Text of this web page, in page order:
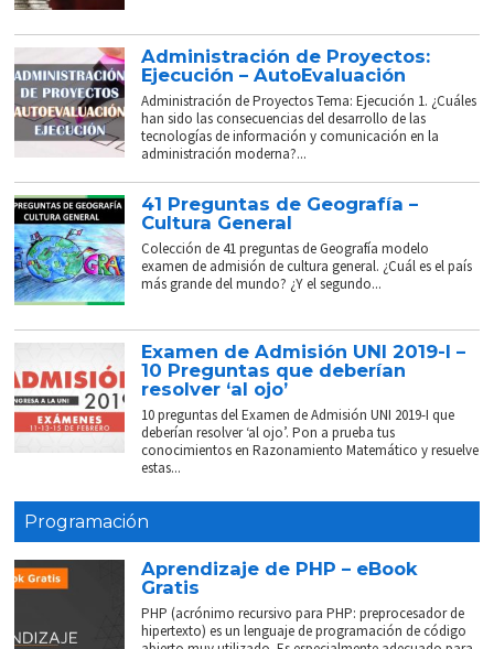
Administración de Proyectos:
Ejecución – AutoEvaluación
Administración de Proyectos Tema: Ejecución 1. ¿Cuáles
han sido las consecuencias del desarrollo de las
tecnologías de información y comunicación en la
administración moderna?...
41 Preguntas de Geografía –
Cultura General
Colección de 41 preguntas de Geografía modelo
examen de admisión de cultura general. ¿Cuál es el país
más grande del mundo? ¿Y el segundo...
Examen de Admisión UNI 2019-I –
10 Preguntas que deberían
resolver ‘al ojo’
10 preguntas del Examen de Admisión UNI 2019-I que
deberían resolver ‘al ojo’. Pon a prueba tus
conocimientos en Razonamiento Matemático y resuelve
estas...
Programación
Aprendizaje de PHP – eBook
Gratis
PHP (acrónimo recursivo para PHP: preprocesador de
hipertexto) es un lenguaje de programación de código